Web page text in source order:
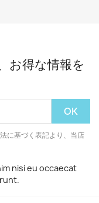
お得な情報を
に基づく表記より、当店
nisi eu occaecat